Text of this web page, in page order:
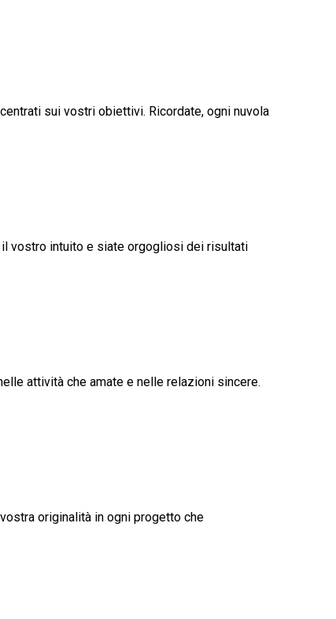
sui vostri obiettivi. Ricordate, ogni nuvola
il vostro intuito e siate orgogliosi dei risultati
attività che amate e nelle relazioni sincere.
originalità in ogni progetto che